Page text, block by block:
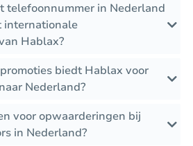
telefoonnummer in Nederland
internationale
Hablax?
biedt Hablax voor
Nederland?
voor opwaarderingen bij
in Nederland?